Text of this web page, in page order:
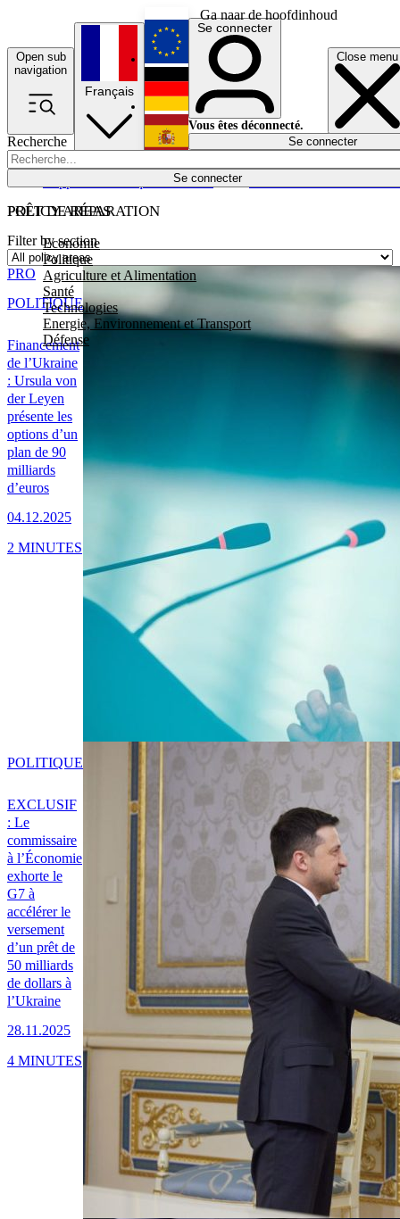
Ga naar de hoofdinhoud
Open sub
navigation
Close menu
Recherche
Se connecter
POLICY AREAS
Economie
Politique
Agriculture et Alimentation
Santé
Technologies
Energie, Environnement et Transport
Défense
Économie
Français
English
Deutsch
Español
Se connecter
Vous êtes déconnecté.
Se connecter
PRÊT DE RÉPARATION
Filter by section
Financement
de l’Ukraine
: Ursula von
der Leyen
présente les
options d’un
plan de 90
milliards
d’euros
04.12.2025
PRO
POLITIQUE
2 MINUTES
EXCLUSIF
: Le
commissaire
à l’Économie
exhorte le
G7 à
accélérer le
versement
d’un prêt de
50 milliards
de dollars à
l’Ukraine
28.11.2025
POLITIQUE
4 MINUTES